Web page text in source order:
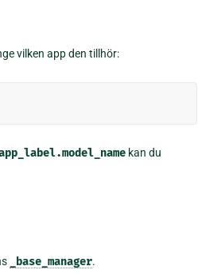
vilken app den tillhör:
kan du
_base_manager.